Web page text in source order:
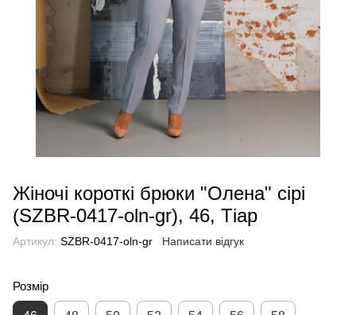
Жіночі короткі брюки "Олена" сірі
(SZBR-0417-oln-gr), 46, Тіар
Артикул: SZBR-0417-oln-gr Написати відгук
Розмір